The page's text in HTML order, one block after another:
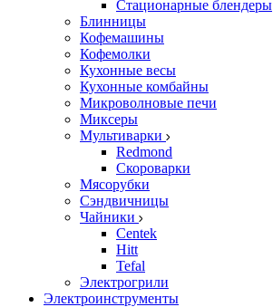
Стационарные блендеры
Блинницы
Кофемашины
Кофемолки
Кухонные весы
Кухонные комбайны
Микроволновые печи
Миксеры
Мультиварки
Redmond
Скороварки
Мясорубки
Сэндвичницы
Чайники
Centek
Hitt
Tefal
Электрогрили
Электроинструменты